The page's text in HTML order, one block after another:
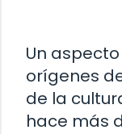
Un
orígenes
de la
hace más